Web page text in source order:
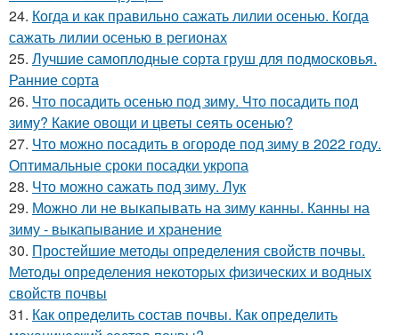
24. Когда и как правильно сажать лилии осенью. Когда
сажать лилии осенью в регионах
25. Лучшие самоплодные сорта груш для подмосковья.
Ранние сорта
26. Что посадить осенью под зиму. Что посадить под
зиму? Какие овощи и цветы сеять осенью?
27. Что можно посадить в огороде под зиму в 2022 году.
Оптимальные сроки посадки укропа
28. Что можно сажать под зиму. Лук
29. Можно ли не выкапывать на зиму канны. Канны на
зиму - выкапывание и хранение
30. Простейшие методы определения свойств почвы.
Методы определения некоторых физических и водных
свойств почвы
31. Как определить состав почвы. Как определить